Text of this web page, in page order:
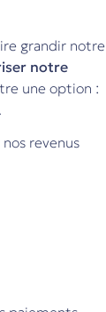
grandir notre
notre
une option :
revenus